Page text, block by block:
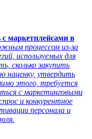
маркетплейсами в
процессом из-за
используемых для
сколько закупить
наценку, утвердить
этого, требуется
с маркетинговыми
и конкурентное
персонала и